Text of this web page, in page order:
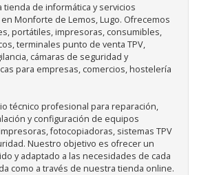
tienda de informática y servicios
Monforte de Lemos, Lugo. Ofrecemos
portátiles, impresoras, consumibles,
terminales punto de venta TPV,
cámaras de seguridad y
para empresas, comercios, hostelería
técnico profesional para reparación,
y configuración de equipos
fotocopiadoras, sistemas TPV
Nuestro objetivo es ofrecer un
y adaptado a las necesidades de cada
como a través de nuestra tienda online.